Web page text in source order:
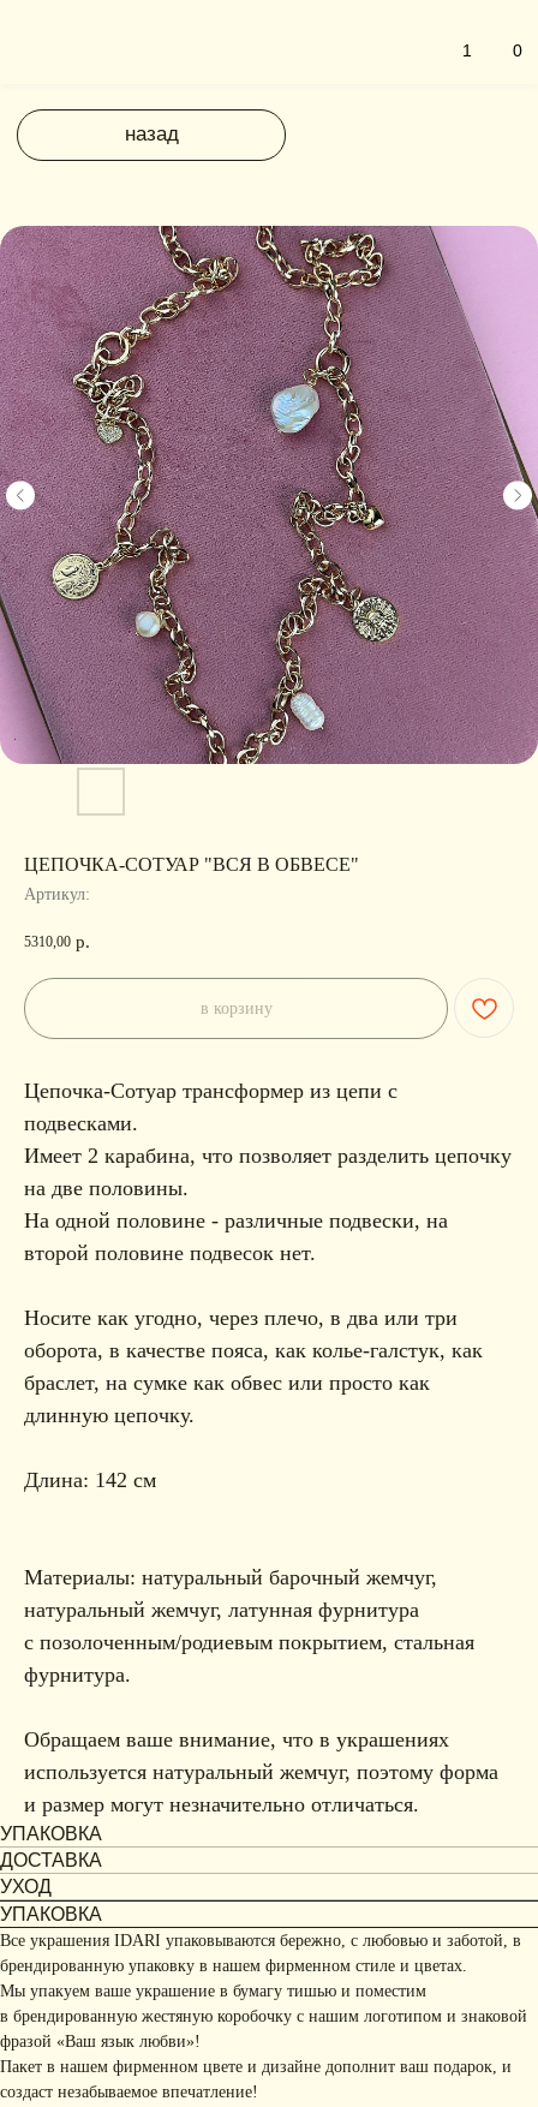
ЦЕПОЧКА-СОТУАР "ВСЯ В ОБВЕСЕ"
Артикул:
5310,00 р.
в корзину
Цепочка-Сотуар трансформер из цепи с
подвесками.
Имеет 2 карабина, что позволяет разделить цепочку
на две половины.
На одной половине - различные подвески, на
второй половине подвесок нет.
Носите как угодно, через плечо, в два или три
оборота, в качестве пояса, как колье-галстук, как
браслет, на сумке как обвес или просто как
длинную цепочку.
Длина: 142 см
Материалы: натуральный барочный жемчуг,
натуральный жемчуг, латунная фурнитура
с позолоченным/родиевым покрытием, стальная
фурнитура.
Обращаем ваше внимание, что в украшениях
используется натуральный жемчуг, поэтому форма
и размер могут незначительно отличаться.
УПАКОВКА
ДОСТАВКА
УХОД
УПАКОВКА
Все украшения IDARI упаковываются бережно, с любовью и заботой, в
брендированную упаковку в нашем фирменном стиле и цветах.
Мы упакуем ваше украшение в бумагу тишью и поместим
в брендированную жестяную коробочку с нашим логотипом и знаковой
фразой «Ваш язык любви»!
Пакет в нашем фирменном цвете и дизайне дополнит ваш подарок, и
создаст незабываемое впечатление!